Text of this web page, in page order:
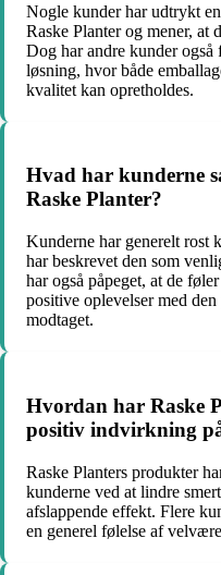
Nogle kunder har udtrykt
Raske Planter og mener,
Dog har andre kunder
løsning, hvor både
kvalitet kan opretholdes.
Hvad har kunderne
Raske Planter?
Kunderne har generelt rost
har beskrevet den som
har også påpeget, at de
positive oplevelser med
modtaget.
Hvordan har Raske
positiv indvirkning
Raske Planters produkter
kunderne ved at lindre
afslappende effekt. Flere
en generel følelse af